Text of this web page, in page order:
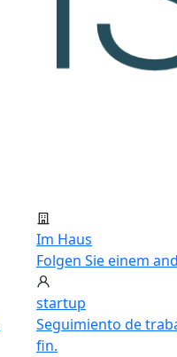
Im Haus
Folgen Sie einem
startup
Seguimiento de
fin.